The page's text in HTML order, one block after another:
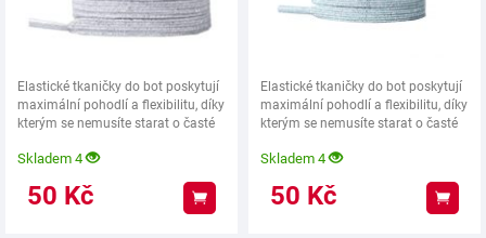
Elastické tkaničky do bot poskytují
maximální pohodlí a flexibilitu, díky
kterým se nemusíte starat o časté
Skladem 4
50 Kč Koupit
Elastické tkaničky do bot poskytují
maximální pohodlí a flexibilitu, díky
kterým se nemusíte starat o časté
Skladem 4
50 Kč